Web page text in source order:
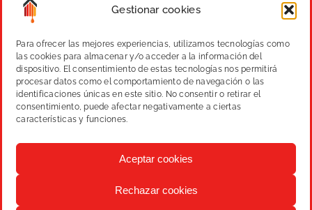
Gestionar cookies
Para ofrecer las mejores experiencias, utilizamos tecnologías como
las cookies para almacenar y/o acceder a la información del
dispositivo. El consentimiento de estas tecnologías nos permitirá
procesar datos como el comportamiento de navegación o las
identificaciones únicas en este sitio. No consentir o retirar el
consentimiento, puede afectar negativamente a ciertas
características y funciones.
Aceptar cookies
Rechazar cookies